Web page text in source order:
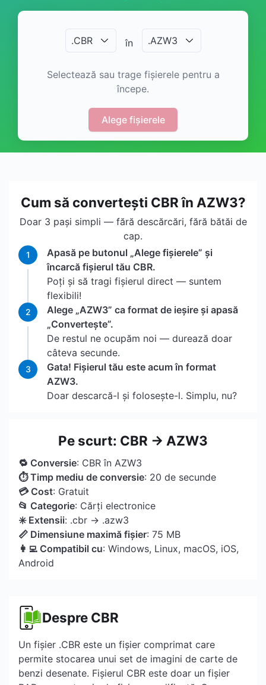
.CBR în .AZW3
Selectează sau trage fișierele pentru a
începe.
Alege fișierele
Cum să convertești CBR în AZW3?
Doar 3 pași simpli — fără descărcări, fără bătăi de
cap.
1
Apasă pe butonul „Alege fișierele” și
încarcă fișierul tău CBR.
Poți și să tragi fișierul direct — suntem
flexibili!
2
Alege „AZW3” ca format de ieșire și apasă
„Convertește”.
De restul ne ocupăm noi — durează doar
câteva secunde.
3
Gata! Fișierul tău este acum în format
AZW3.
Doar descarcă-l și folosește-l. Simplu, nu?
Pe scurt: CBR → AZW3
🔁 Conversie: CBR în AZW3
⏱ Timp mediu de conversie: 20 de secunde
💳 Cost: Gratuit
📂 Categorie: Cărți electronice
✳️ Extensii: .cbr → .azw3
📏 Dimensiune maximă fișier: 75 MB
👩‍💻 Compatibil cu: Windows, Linux, macOS, iOS,
Android
Despre CBR
Un fișier .CBR este un fișier comprimat care
permite stocarea unui set de imagini de carte de
benzi desenate. Fișierul CBR este doar un fișier